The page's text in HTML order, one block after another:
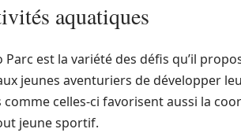
aquatiques
est la variété des défis qu’il
jeunes aventuriers de développer
comme celles-ci favorisent aussi la
jeune sportif.